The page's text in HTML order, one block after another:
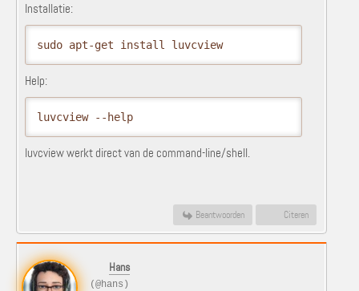
Installatie:
sudo apt-get install luvcview
Help:
luvcview --help
luvcview werkt direct van de command-line/shell.
Beantwoorden Citeren
Hans
(@hans)